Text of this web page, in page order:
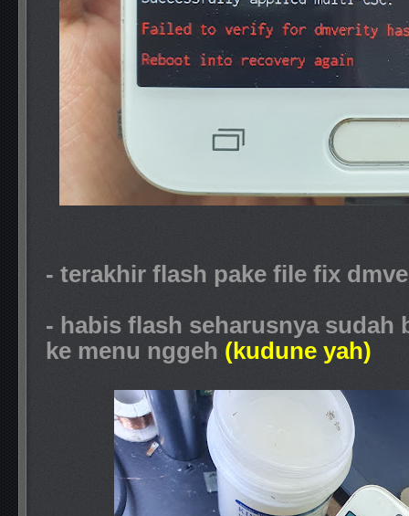
- terakhir flash pake file fix
- habis flash seharusnya sudah
ke menu nggeh (kudune yah)